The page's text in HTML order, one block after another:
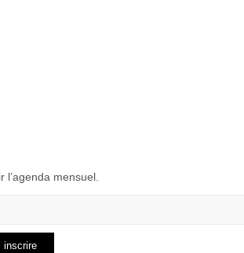
l’agenda mensuel.